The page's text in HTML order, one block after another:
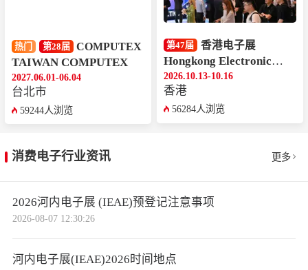
热门 第28届 COMPUTEX
TAIWAN COMPUTEX
2027.06.01-06.04
台北市
59244人浏览
第47届 香港电子展
Hongkong Electronics Fair
2026.10.13-10.16
香港
56284人浏览
消费电子行业资讯 更多
2026河内电子展 (IEAE)预登记注意事项
2026-08-07 12:30:26
河内电子展(IEAE)2026时间地点